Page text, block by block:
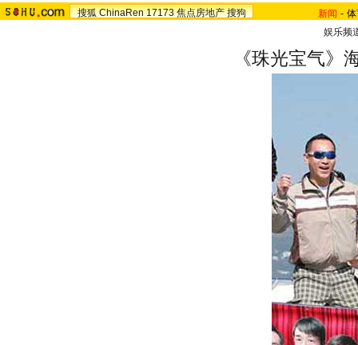
搜狐 ChinaRen 17173 焦点房地产 搜狗 新闻 -
娱乐频
《珠光宝气》